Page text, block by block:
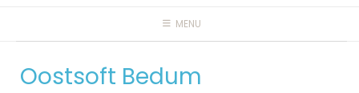
MENU
Oostsoft Bedum